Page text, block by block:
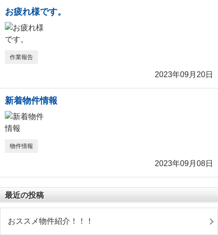
お疲れ様です。
作業報告
2023年09月20日
新着物件情報
物件情報
2023年09月08日
最近の投稿
おススメ物件紹介！！！